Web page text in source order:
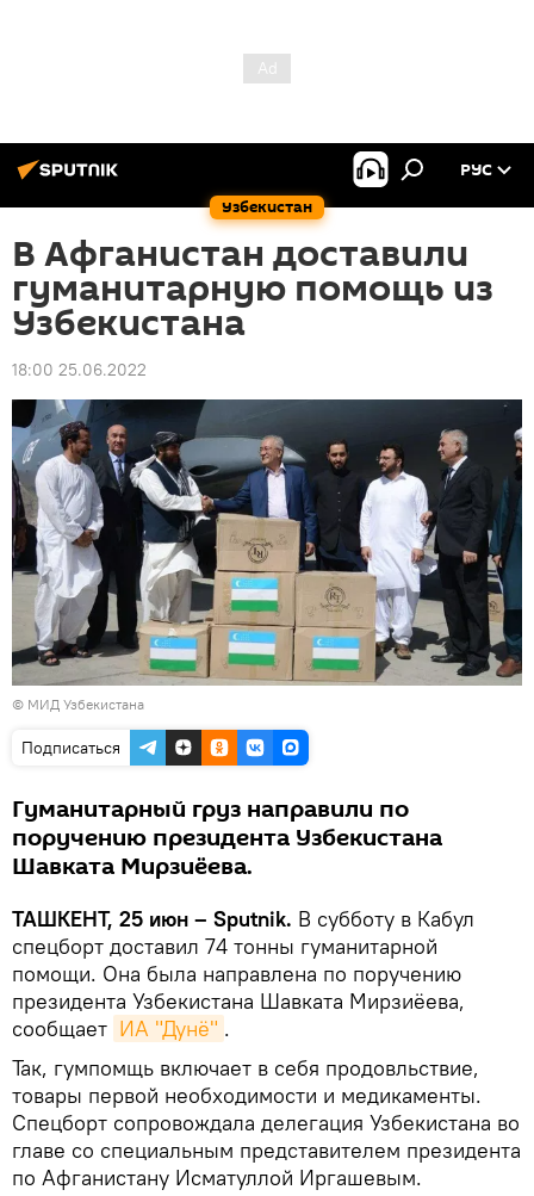
Узбекистан
РУС
В Афганистан доставили
гуманитарную помощь из
Узбекистана
18:00 25.06.2022
© МИД Узбекистана
Подписаться
Гуманитарный груз направили по
поручению президента Узбекистана
Шавката Мирзиёева.
ТАШКЕНТ, 25 июн – Sputnik. В субботу в Кабул
спецборт доставил 74 тонны гуманитарной
помощи. Она была направлена по поручению
президента Узбекистана Шавката Мирзиёева,
сообщает ИА "Дунё" .
Так, гумпомщь включает в себя продовльствие,
товары первой необходимости и медикаменты.
Спецборт сопровождала делегация Узбекистана во
главе со специальным представителем президента
по Афганистану Исматуллой Иргашевым.